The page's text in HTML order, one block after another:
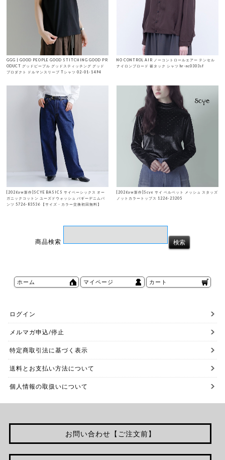
GGG | GOOD PEOPLE GOOD STITCHING GOOD PR
ODUCT グッドピープル グッドスティッチング グッド
プロダクト ドルマンスリーブ Tシャツ 02-01-1494
NO CONTROL AIR ノーコントロールエアー テンセル
ナイロンブロード 裾タック シャツ hr-nc0303sf
[2026aw新作]SCYE BASICS サイベーシックス オー
ガニックコットン ユーズドウォッシュ バギーデニムパ
ンツ 5726-83536 【サイズ・カラー交換初回無料】
[2026aw新作]Scye サイ ベルベット メッシュ スタッズ
ノットカラートップス 1226-23205
商品検索
ホーム マイページ カート
ログイン
メルマガ申込/停止
特定商取引法に基づく表示
送料とお支払い方法について
個人情報の取扱いについて
お問い合わせ【ご注文前】